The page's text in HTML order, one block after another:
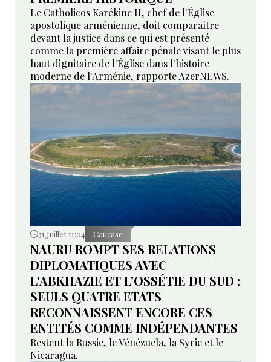
Le Catholicos Karékine II, chef de l'Église
apostolique arménienne, doit comparaître
devant la justice dans ce qui est présenté
comme la première affaire pénale visant le plus
haut dignitaire de l'Église dans l'histoire
moderne de l'Arménie, rapporte AzerNEWS.
31 Juillet 11:04 Caucase
NAURU ROMPT SES RELATIONS
DIPLOMATIQUES AVEC
L'ABKHAZIE ET L'OSSÉTIE DU SUD :
SEULS QUATRE ETATS
RECONNAISSENT ENCORE CES
ENTITÉS COMME INDÉPENDANTES
Restent la Russie, le Vénézuela, la Syrie et le
Nicaragua.